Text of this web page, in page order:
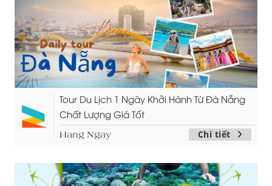
Tour Du Lịch 1 Ngày Khởi Hành Từ Đà Nẵng
Chất Lượng Giá Tốt
Hang Ngay Chi tiết